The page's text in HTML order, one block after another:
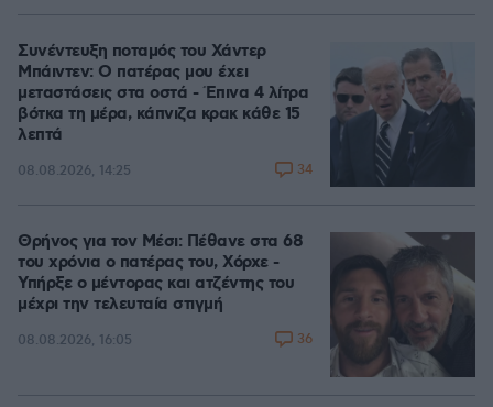
Συνέντευξη ποταμός του Χάντερ
Μπάιντεν: Ο πατέρας μου έχει
μεταστάσεις στα οστά - Έπινα 4 λίτρα
βότκα τη μέρα, κάπνιζα κρακ κάθε 15
λεπτά
08.08.2026, 14:25 34
Θρήνος για τον Μέσι: Πέθανε στα 68
του χρόνια ο πατέρας του, Χόρχε -
Υπήρξε ο μέντορας και ατζέντης του
μέχρι την τελευταία στιγμή
08.08.2026, 16:05 36